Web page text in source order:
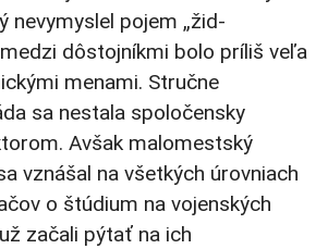
nevymyslel pojem „žid-
dôstojníkmi bolo príliš veľa
menami. Stručne
sa nestala spoločensky
Avšak malomestský
vznášal na všetkých úrovniach
o štúdium na vojenských
začali pýtať na ich